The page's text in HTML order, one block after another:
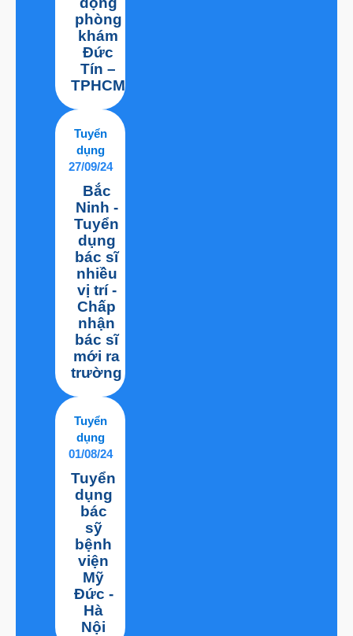
phòng
khám
Đức
Tín –
TPHCM
Tuyển
dụng
27/09/24
Bắc
Ninh -
Tuyển
dụng
bác sĩ
nhiều
vị trí -
Chấp
nhận
bác sĩ
mới ra
trường
Tuyển
dụng
01/08/24
Tuyển
dụng
bác
sỹ
bệnh
viện
Mỹ
Đức -
Hà
Nội